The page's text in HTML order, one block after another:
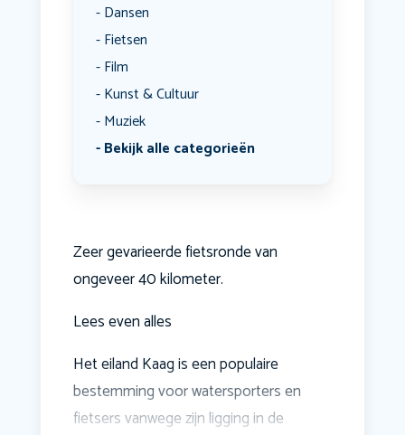
Dansen
Fietsen
Film
Kunst & Cultuur
Muziek
Bekijk alle categorieën
Zeer gevarieerde fietsronde van
ongeveer 40 kilometer.
Lees even alles
Het eiland Kaag is een populaire
bestemming voor watersporters en
fietsers vanwege zijn ligging in de